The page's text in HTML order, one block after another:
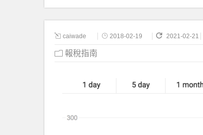
caiwade 2018-02-19 2021-02-21
報稅指南